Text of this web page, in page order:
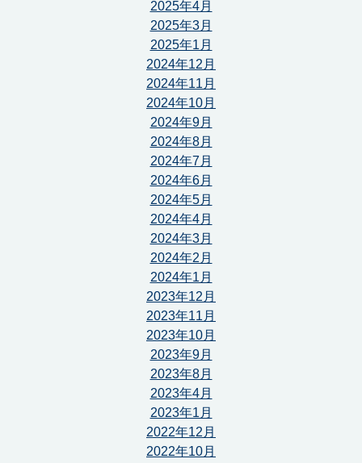
2025年4月
2025年3月
2025年1月
2024年12月
2024年11月
2024年10月
2024年9月
2024年8月
2024年7月
2024年6月
2024年5月
2024年4月
2024年3月
2024年2月
2024年1月
2023年12月
2023年11月
2023年10月
2023年9月
2023年8月
2023年4月
2023年1月
2022年12月
2022年10月